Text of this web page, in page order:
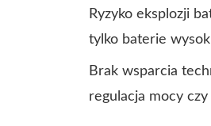
Ryzyko eksplozji
tylko baterie
Brak wsparcia
regulacja mocy